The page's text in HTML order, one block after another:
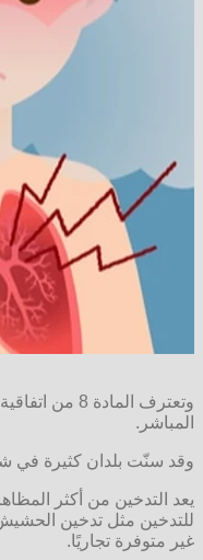
وتعترف
المباشر.
وقد سنّت بلدان كثيرة في
يعد التدخين من أكثر
للتدخين مثل تدخين
غير متوفرة تجاريًا.